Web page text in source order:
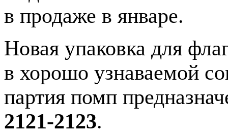
в продаже в январе.
Новая упаковка для
в хорошо узнаваемой
партия помп
2121-2123.